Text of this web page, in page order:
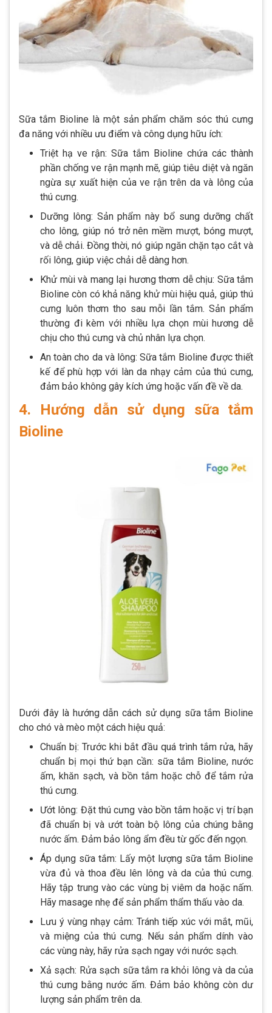
Sữa tắm Bioline là một sản phẩm chăm sóc thú cưng
đa năng với nhiều ưu điểm và công dụng hữu ích:
Triệt hạ ve rận: Sữa tắm Bioline chứa các thành
phần chống ve rận mạnh mẽ, giúp tiêu diệt và ngăn
ngừa sự xuất hiện của ve rận trên da và lông của
thú cưng.
Dưỡng lông: Sản phẩm này bổ sung dưỡng chất
cho lông, giúp nó trở nên mềm mượt, bóng mượt,
và dễ chải. Đồng thời, nó giúp ngăn chặn tạo cắt và
rối lông, giúp việc chải dễ dàng hơn.
Khử mùi và mang lại hương thơm dễ chịu: Sữa tắm
Bioline còn có khả năng khử mùi hiệu quả, giúp thú
cưng luôn thơm tho sau mỗi lần tắm. Sản phẩm
thường đi kèm với nhiều lựa chọn mùi hương dễ
chịu cho thú cưng và chủ nhân lựa chọn.
An toàn cho da và lông: Sữa tắm Bioline được thiết
kế để phù hợp với làn da nhạy cảm của thú cưng,
đảm bảo không gây kích ứng hoặc vấn đề về da.
4. Hướng dẫn sử dụng sữa tắm
Bioline
Dưới đây là hướng dẫn cách sử dụng sữa tắm Bioline
cho chó và mèo một cách hiệu quả:
Chuẩn bị: Trước khi bắt đầu quá trình tắm rửa, hãy
chuẩn bị mọi thứ bạn cần: sữa tắm Bioline, nước
ấm, khăn sạch, và bồn tắm hoặc chỗ để tắm rửa
thú cưng.
Ướt lông: Đặt thú cưng vào bồn tắm hoặc vị trí bạn
đã chuẩn bị và ướt toàn bộ lông của chúng bằng
nước ấm. Đảm bảo lông ẩm đều từ gốc đến ngọn.
Áp dụng sữa tắm: Lấy một lượng sữa tắm Bioline
vừa đủ và thoa đều lên lông và da của thú cưng.
Hãy tập trung vào các vùng bị viêm da hoặc nấm.
Hãy masage nhẹ để sản phẩm thẩm thấu vào da.
Lưu ý vùng nhạy cảm: Tránh tiếp xúc với mắt, mũi,
và miệng của thú cưng. Nếu sản phẩm dính vào
các vùng này, hãy rửa sạch ngay với nước sạch.
Xả sạch: Rửa sạch sữa tắm ra khỏi lông và da của
thú cưng bằng nước ấm. Đảm bảo không còn dư
lượng sản phẩm trên da.